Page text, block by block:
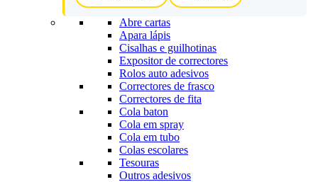
Abre cartas
Apara lápis
Cisalhas e guilhotinas
Expositor de correctores
Rolos auto adesivos
Correctores de frasco
Correctores de fita
Cola baton
Cola em spray
Cola em tubo
Colas escolares
Tesouras
Outros adesivos